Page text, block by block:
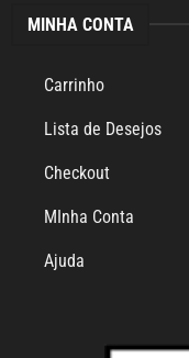
MINHA CONTA
Carrinho
Lista de Desejos
Checkout
MInha Conta
Ajuda